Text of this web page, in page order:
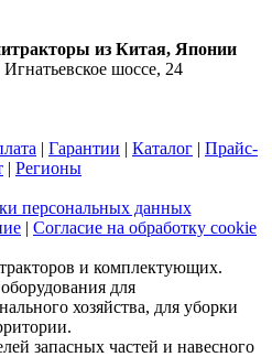
из Китая, Японии
шоссе, 24
| Гарантии | Каталог | Прайс-
| Регионы
персональных данных
| Согласие на обработку cookie
и комплектующих.
для
хозяйства, для уборки
запасных частей и навесного